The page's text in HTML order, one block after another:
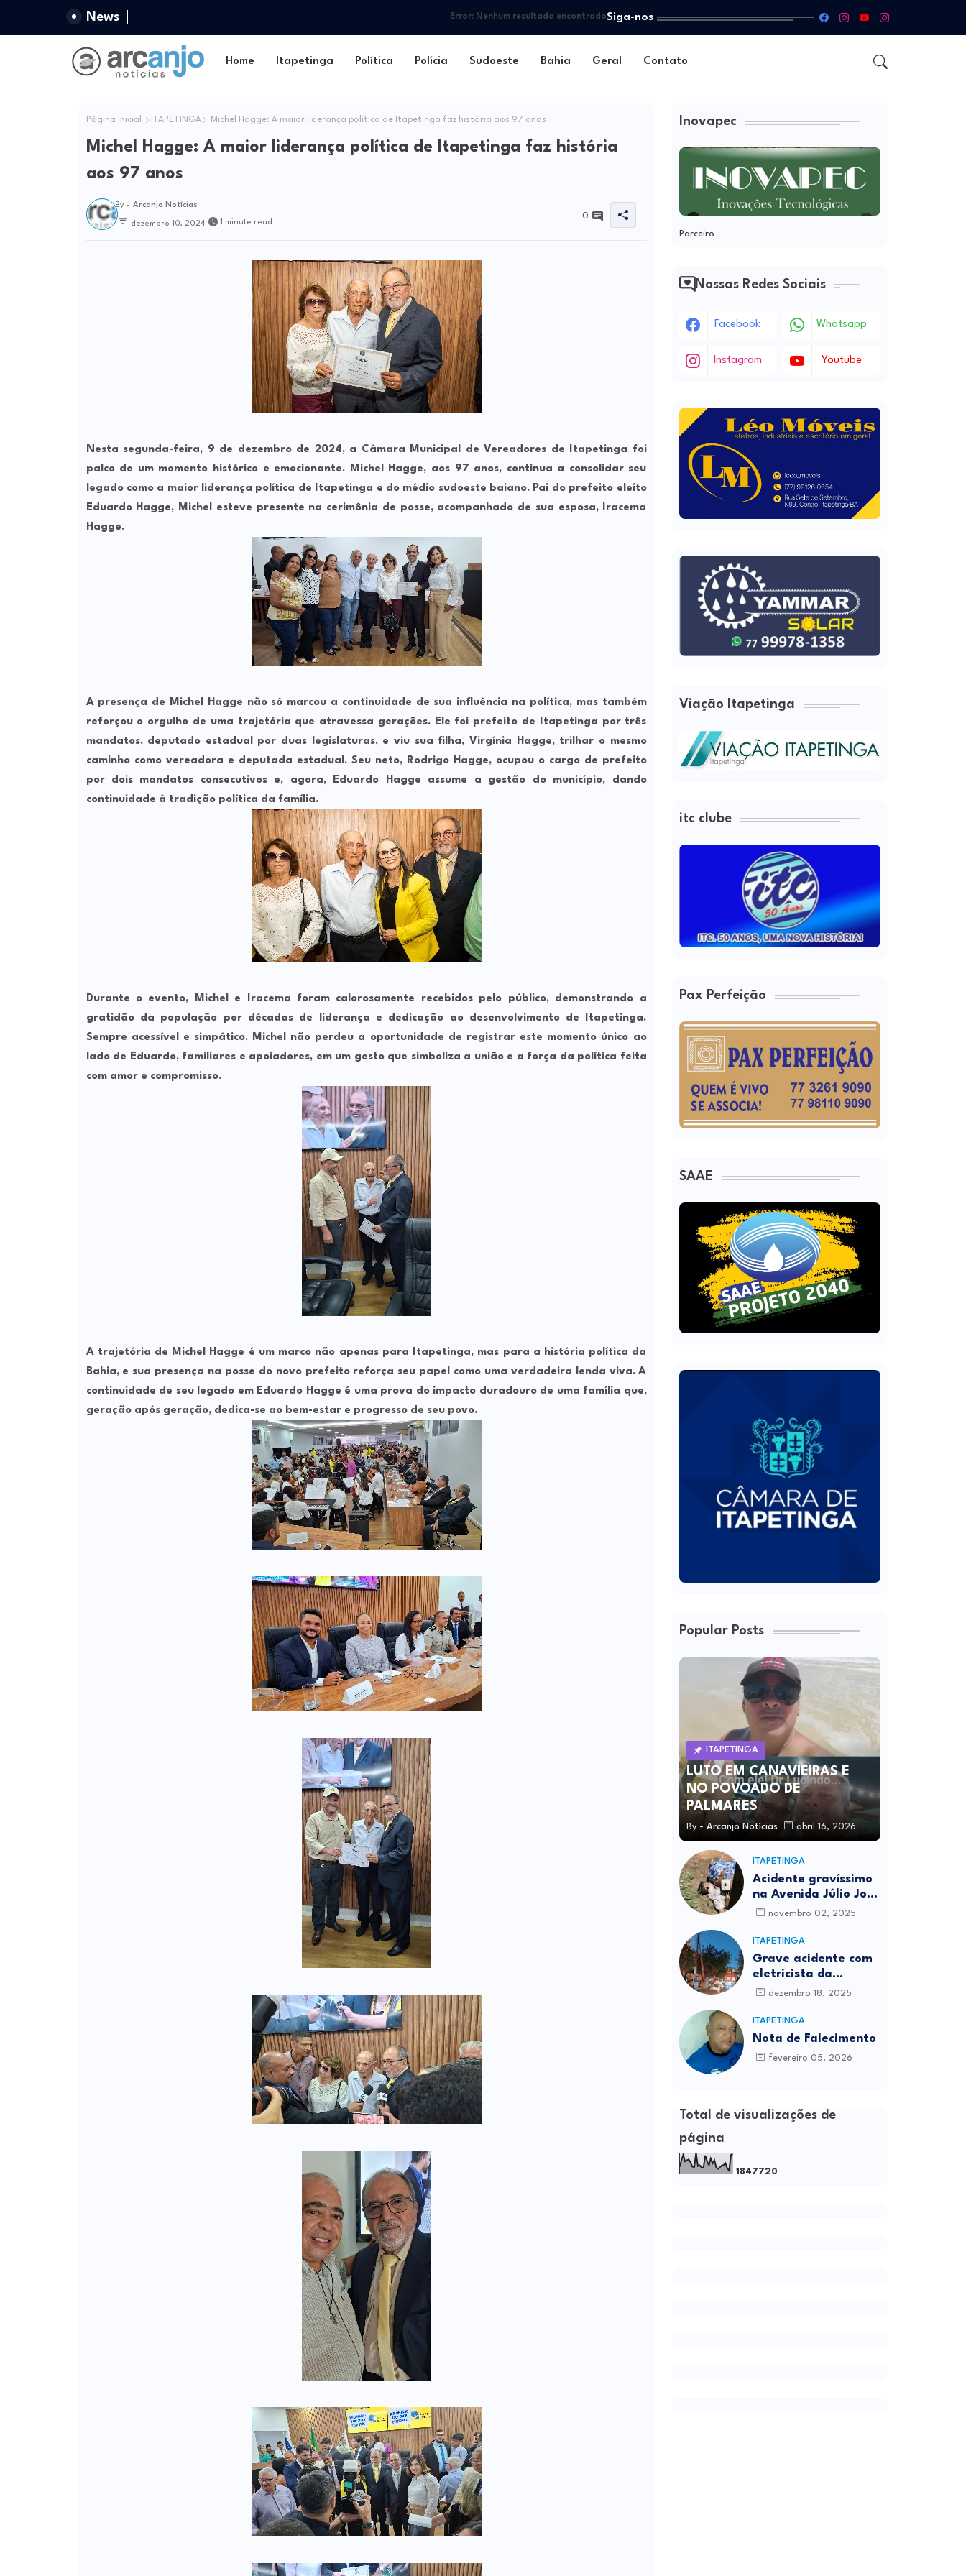
News Error:Nenhum resultado encontradoSiga-nos
Home Itapetinga Política Polícia Sudoeste Bahia Geral Contato
Página inicial ITAPETINGA Michel Hagge: A maior liderança política de Itapetinga faz história aos 97 anos
Michel Hagge: A maior liderança política de Itapetinga faz história
aos 97 anos
By - Arcanjo Notícias
dezembro 10, 2024 1 minute read
0
Nesta segunda-feira, 9 de dezembro de 2024, a Câmara Municipal de Vereadores de Itapetinga foi
palco de um momento histórico e emocionante. Michel Hagge, aos 97 anos, continua a consolidar seu
legado como a maior liderança política de Itapetinga e do médio sudoeste baiano. Pai do prefeito eleito
Eduardo Hagge, Michel esteve presente na cerimônia de posse, acompanhado de sua esposa, Iracema
Hagge.
A presença de Michel Hagge não só marcou a continuidade de sua influência na política, mas também
reforçou o orgulho de uma trajetória que atravessa gerações. Ele foi prefeito de Itapetinga por três
mandatos, deputado estadual por duas legislaturas, e viu sua filha, Virgínia Hagge, trilhar o mesmo
caminho como vereadora e deputada estadual. Seu neto, Rodrigo Hagge, ocupou o cargo de prefeito
por dois mandatos consecutivos e, agora, Eduardo Hagge assume a gestão do município, dando
continuidade à tradição política da família.
Durante o evento, Michel e Iracema foram calorosamente recebidos pelo público, demonstrando a
gratidão da população por décadas de liderança e dedicação ao desenvolvimento de Itapetinga.
Sempre acessível e simpático, Michel não perdeu a oportunidade de registrar este momento único ao
lado de Eduardo, familiares e apoiadores, em um gesto que simboliza a união e a força da política feita
com amor e compromisso.
A trajetória de Michel Hagge é um marco não apenas para Itapetinga, mas para a história política da
Bahia, e sua presença na posse do novo prefeito reforça seu papel como uma verdadeira lenda viva. A
continuidade de seu legado em Eduardo Hagge é uma prova do impacto duradouro de uma família que,
geração após geração, dedica-se ao bem-estar e progresso de seu povo.
Inovapec
Parceiro
Nossas Redes Sociais
Facebook Whatsapp
Instagram Youtube
Viação Itapetinga
itc clube
Pax Perfeição
SAAE
Popular Posts
ITAPETINGA
LUTO EM CANAVIEIRAS E
NO POVOADO DE
PALMARES
By - Arcanjo Notícias abril 16, 2026
ITAPETINGA
Acidente gravíssimo
na Avenida Júlio José
Rodrigues deixa um
novembro 02, 2025
ITAPETINGA
Grave acidente com
eletricista da
Prefeitura é
Itapetinga
dezembro 18, 2025
ITAPETINGA
Nota de Falecimento
fevereiro 05, 2026
Total de visualizações de
página
1 847720